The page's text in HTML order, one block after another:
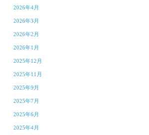
2026年4月
2026年3月
2026年2月
2026年1月
2025年12月
2025年11月
2025年9月
2025年7月
2025年6月
2025年4月